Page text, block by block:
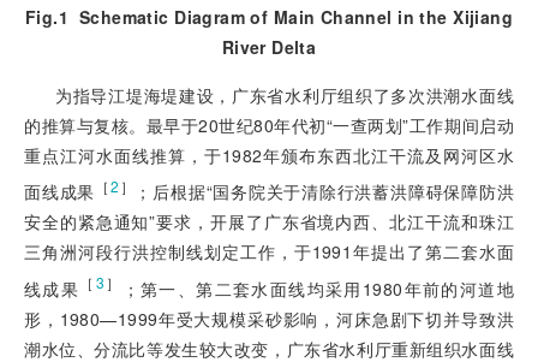
Fig.1 Schematic Diagram of Main Channel in the Xijiang
River Delta
为指导江堤海堤建设，广东省水利厅组织了多次洪潮水面线
的推算与复核。最早于20世纪80年代初“一查两划”工作期间启动
重点江河水面线推算，于1982年颁布东西北江干流及网河区水
面线成果 ［2 ］
；后根据“国务院关于清除行洪蓄洪障碍保障防洪
安全的紧急通知”要求，开展了广东省境内西、北江干流和珠江
三角洲河段行洪控制线划定工作，于1991年提出了第二套水面
线成果 ［ 3 ］
；第一、第二套水面线均采用1980年前的河道地
形，1980—1999年受大规模采砂影响，河床急剧下切并导致洪
潮水位、分流比等发生较大改变，广东省水利厅重新组织水面线